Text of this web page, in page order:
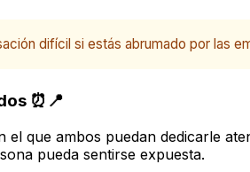
difícil si estás abrumado por las
⏰📍
que ambos puedan dedicarle
pueda sentirse expuesta.